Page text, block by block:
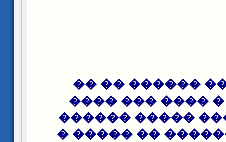
���� ���
������ � ����
������ ���
����� �������